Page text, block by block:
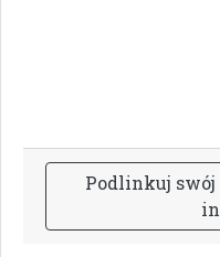
Podlinkuj swój
in